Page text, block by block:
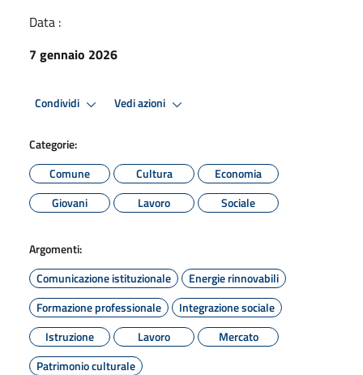
Data :
7 gennaio 2026
Condividi Vedi azioni
Categorie:
Comune
Cultura
Economia
Giovani
Lavoro Sociale
Argomenti:
Comunicazione istituzionale
Energie rinnovabili
Formazione professionale
Integrazione sociale
Istruzione
Lavoro
Mercato
Patrimonio culturale